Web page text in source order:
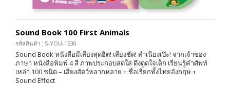
Sound Book 100 First Animals
รหัสสินค้า : S-YOU-1530
Sound Book หนังสือมีเสียงสุดฮิต! เสียงชัด! สำเนียงเป๊ะ! จากเจ้าของ
ภาษา หนังสือพิมพ์ 4 สี ภาพประกอบสดใส ดึงดูดใจเด็ก เรียนรู้คำศัพท์
เหล่า 100 ชนิด – เสียงสัตว์หลากหลาย + ชื่อเรียกทั้งไทยอังกฤษ +
Sound Effect